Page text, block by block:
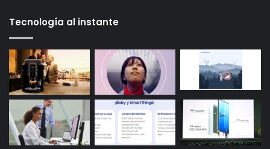
Tecnología al instante